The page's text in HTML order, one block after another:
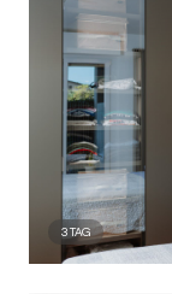
3TAG